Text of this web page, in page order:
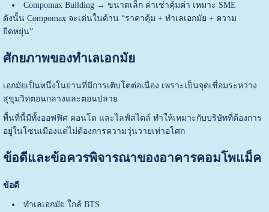
Compomax Building → ขนาดเล็ก ค่าเช่าคุ้มค่า เหมาะ SME
ดังนั้น Compomax จะเด่นในด้าน “ราคาคุ้ม + ทำเลเอกมัย + ความ
ยืดหยุ่น”
ศักยภาพของทำเลเอกมัย
เอกมัยเป็นหนึ่งในย่านที่มีการเติบโตต่อเนื่อง เพราะเป็นจุดเชื่อมระหว่าง
สุขุมวิทตอนกลางและตอนปลาย
พื้นที่นี้มีทั้งออฟฟิศ คอนโด และไลฟ์สไตล์ ทำให้เหมาะกับบริษัทที่ต้องการ
อยู่ในโซนเมืองแต่ไม่ต้องการความวุ่นวายเท่าอโศก
ข้อดีและข้อควรพิจารณาของอาคารคอมโพแม็ค
ข้อดี
ทำเลเอกมัย ใกล้ BTS